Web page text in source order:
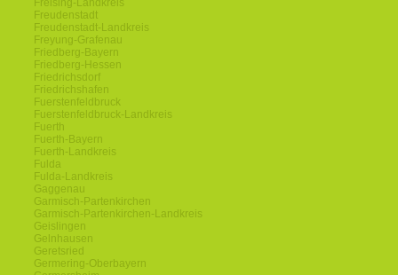
Freising-Landkreis
Freudenstadt
Freudenstadt-Landkreis
Freyung-Grafenau
Friedberg-Bayern
Friedberg-Hessen
Friedrichsdorf
Friedrichshafen
Fuerstenfeldbruck
Fuerstenfeldbruck-Landkreis
Fuerth
Fuerth-Bayern
Fuerth-Landkreis
Fulda
Fulda-Landkreis
Gaggenau
Garmisch-Partenkirchen
Garmisch-Partenkirchen-Landkreis
Geislingen
Gelnhausen
Geretsried
Germering-Oberbayern